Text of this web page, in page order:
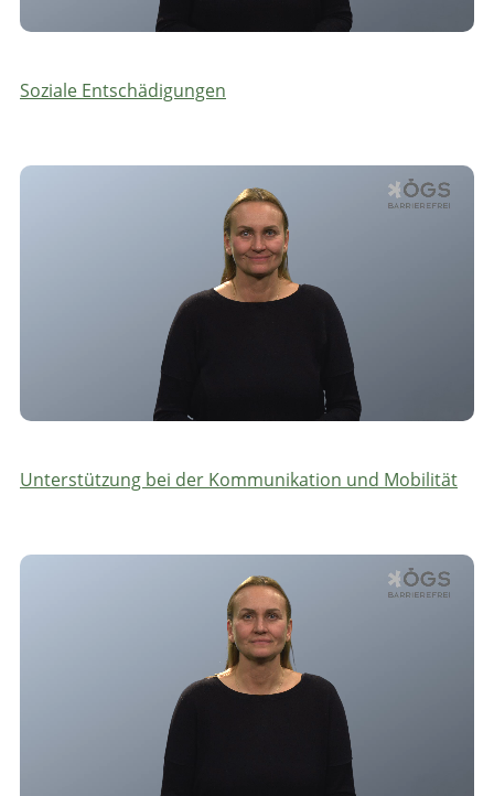
Soziale Entschädigungen
Unterstützung bei der Kommunikation und Mobilität